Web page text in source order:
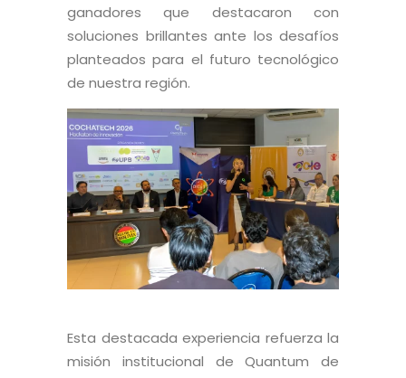
ganadores que destacaron con
soluciones brillantes ante los desafíos
planteados para el futuro tecnológico
de nuestra región.
Esta destacada experiencia refuerza la
misión institucional de Quantum de